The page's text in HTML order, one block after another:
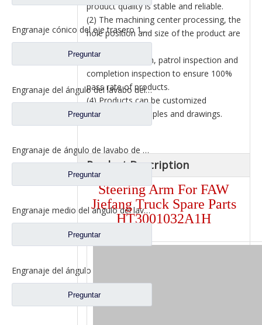
Engranaje cónico del eje trasero 15/29 para Ankai & Benz Axle Foton Auman North Benz Beiben Truck repuestos 24.02.101
Preguntar
Engranaje del ángulo del lavabo del eje trasero para los recambios 81.35199.6532 de Shamcan AulongTruck
Preguntar
Engranaje de ángulo de lavabo de puente medio para Shamcan AulongTruck repuestos DZ9112320689
Preguntar
Engranaje medio del ángulo del lavabo del puente para los recambios WG7121320252 del camión de Sinotruk Steyr
Preguntar
Preguntar
product quality is stable and reliable.
(2) The machining center processing, the
hole position and size of the product are
(3) Self inspection, patrol inspection and
completion inspection to ensure 100%
pass rate of products.
(4) Products can be customized
according to samples and drawings.
Product Description
Steering Arm For FAW
Jiefang Truck Spare Parts
HT3001032A1H